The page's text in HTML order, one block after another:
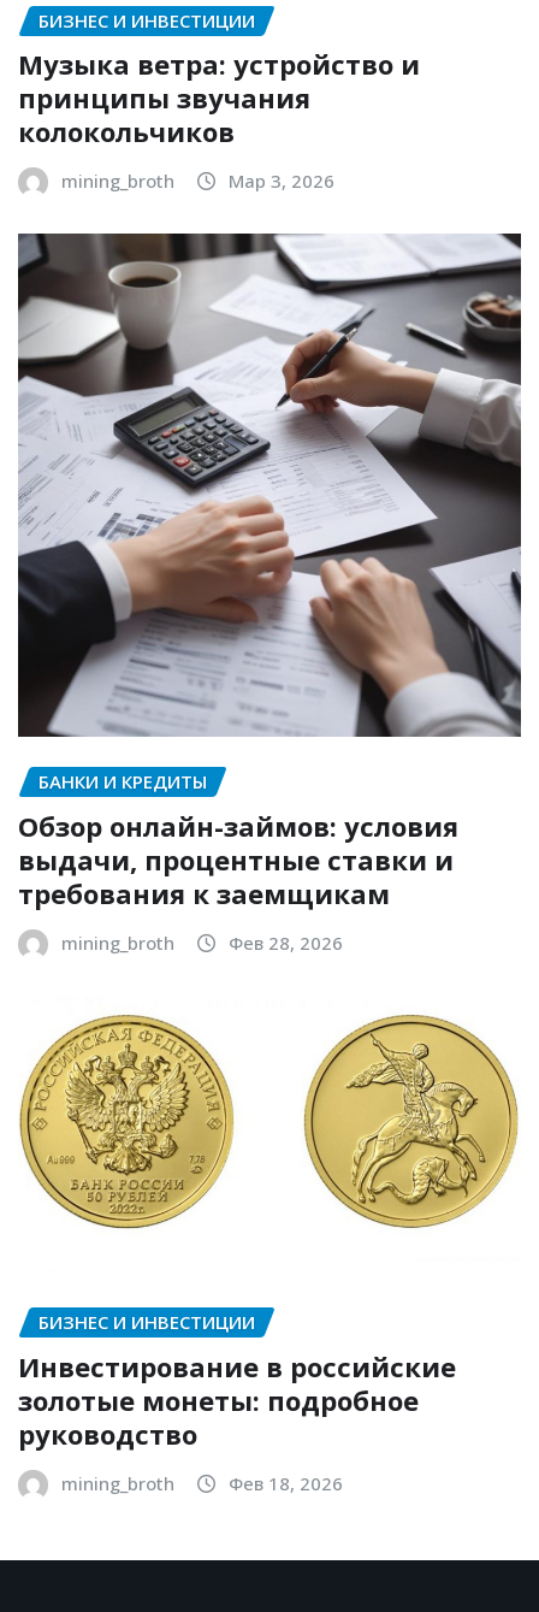
БИЗНЕС И ИНВЕСТИЦИИ
Музыка ветра: устройство и
принципы звучания
колокольчиков
mining_broth Мар 3, 2026
БАНКИ И КРЕДИТЫ
Обзор онлайн-займов: условия
выдачи, процентные ставки и
требования к заемщикам
mining_broth Фев 28, 2026
БИЗНЕС И ИНВЕСТИЦИИ
Инвестирование в российские
золотые монеты: подробное
руководство
mining_broth Фев 18, 2026